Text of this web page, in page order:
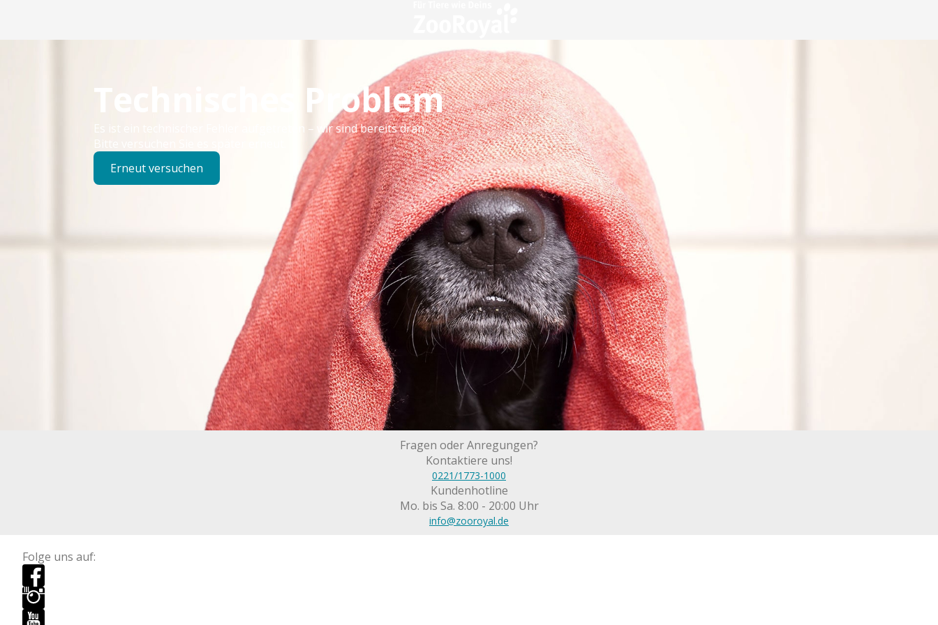
Technisches Problem
Es ist ein technischer Fehler aufgetreten – wir sind bereits dran.
Bitte versuchen Sie es später erneut.
Erneut versuchen
Fragen oder Anregungen?
Kontaktiere uns!
0221/1773-1000
Kundenhotline
Mo. bis Sa. 8:00 - 20:00 Uhr
info@zooroyal.de
Folge uns auf: